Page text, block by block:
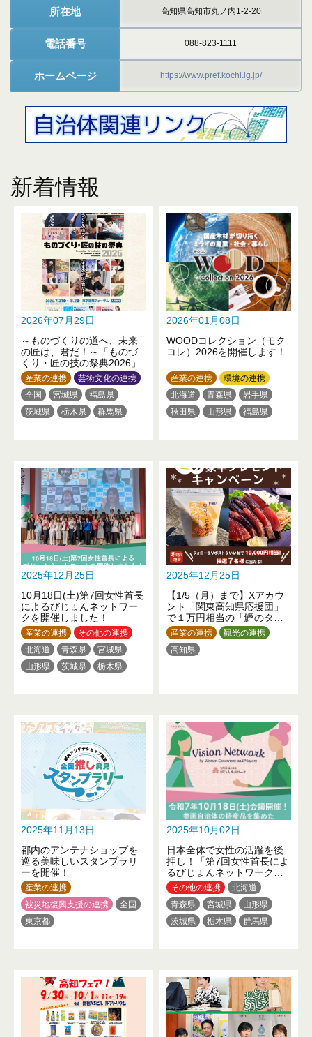
所在地 高知県高知市丸ノ内1-2-20
電話番号 088-823-1111
ホームページ https://www.pref.kochi.lg.jp/
新着情報
2026年07月29日
～ものづくりの道へ、未来
の匠は、君だ！～「ものづ
くり・匠の技の祭典2026」
産業の連携
芸術文化の連携
全国
宮城県
福島県
茨城県
栃木県
群馬県
佐賀県
長崎県
熊本県
大分県
2026年01月08日
WOODコレクション（モク
コレ）2026を開催します！
産業の連携
環境の連携
北海道
青森県
岩手県
秋田県
山形県
福島県
石川県
山梨県
長野県
岐阜県
愛知県
滋賀県
京都府
大阪府
兵庫県
奈良県
和歌山県
鳥取県
岡山県
広島県
徳島県
香川県
愛媛県
高知県
福岡県
熊本県
宮崎県
鹿児島県 沖縄県
2025年12月25日
10月18日(土)第7回女性首長
によるびじょんネットワー
クを開催しました！
産業の連携
その他の連携
北海道
青森県
宮城県
山形県
茨城県
栃木県
愛知県
三重県
京都府
大阪府
兵庫県
和歌山県
鳥取県
岡山県
山口県
徳島県
高知県
福岡県
大分県 沖縄県
2025年12月25日
【1/5（月）まで】Xアカウ
ント「関東高知県応援団」
で１万円相当の「鰹のタタ
キ・仁井田米セット」が当
たるプレゼントキャンペー
ン開催中！
産業の連携
観光の連携
高知県
2025年11月13日
都内のアンテナショップを
巡る美味しいスタンプラリ
ーを開催！
産業の連携
被災地復興支援の連携
全国
東京都
2025年10月02日
日本全体で女性の活躍を後
押し！「第7回女性首長によ
るびじょんネットワーク」
を開催します！
その他の連携
北海道
青森県
宮城県
山形県
茨城県
栃木県
群馬県
愛知県
三重県
滋賀県
京都府
大阪府
兵庫県
和歌山県
鳥取県
岡山県